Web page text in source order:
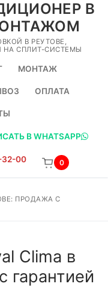
В
В РЕУТОВЕ,
СПЛИТ-СИСТЕМЫ
МОНТАЖ
ОПЛАТА
В WHATSAPP
32-00 0
ПРОДАЖА С
Clima в
гарантией